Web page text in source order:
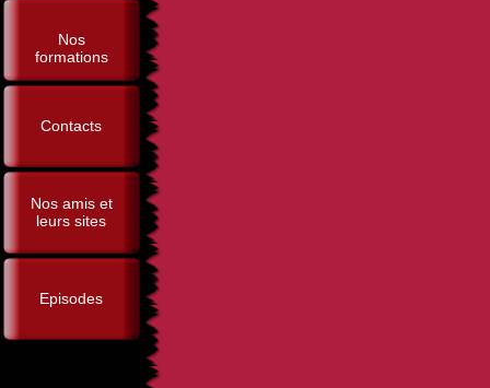
Nos
formations
Contacts
Nos amis et
leurs sites
Episodes